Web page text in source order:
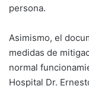
persona.
Asimismo, el
medidas de
normal
Hospital Dr.